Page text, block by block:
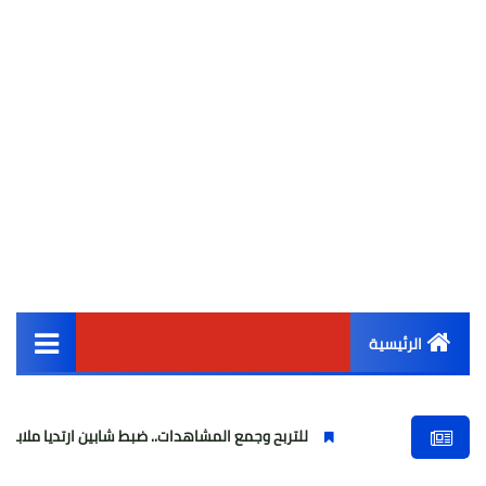
الرئيسية
أخبار مصر
للتربح وجمع المشاهدات.. ضبط شابين ارتديا ملابس نسائية وبثا